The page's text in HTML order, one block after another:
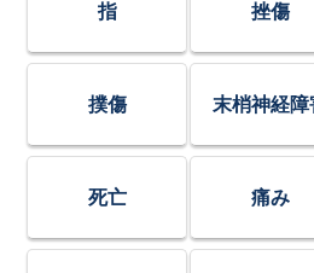
指 挫傷
撲傷 末梢神経障
死亡 痛み